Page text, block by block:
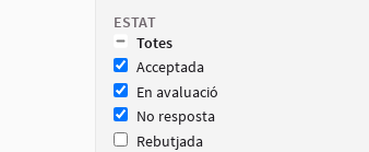
ESTAT
Totes
Acceptada
En avaluació
No resposta
Rebutjada